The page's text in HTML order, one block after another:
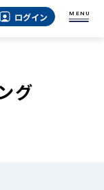
ログイン MENU
グ